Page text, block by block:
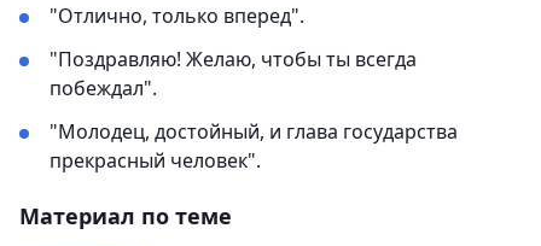
"Отлично, только вперед".
"Поздравляю! Желаю, чтобы ты всегда
побеждал".
"Молодец, достойный, и глава государства
прекрасный человек".
Материал по теме